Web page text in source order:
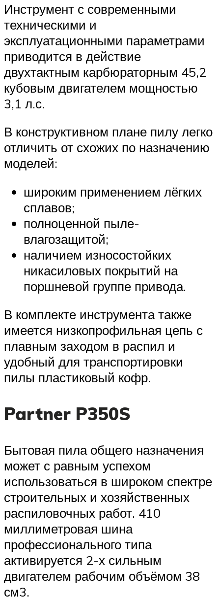
Инструмент с современными
техническими и
эксплуатационными параметрами
приводится в действие
двухтактным карбюраторным 45,2
кубовым двигателем мощностью
3,1 л.с.
В конструктивном плане пилу легко
отличить от схожих по назначению
моделей:
широким применением лёгких
сплавов;
полноценной пыле-
влагозащитой;
наличием износостойких
никасиловых покрытий на
поршневой группе привода.
В комплекте инструмента также
имеется низкопрофильная цепь с
плавным заходом в распил и
удобный для транспортировки
пилы пластиковый кофр.
Partner P350S
Бытовая пила общего назначения
может с равным успехом
использоваться в широком спектре
строительных и хозяйственных
распиловочных работ. 410
миллиметровая шина
профессионального типа
активируется 2-х сильным
двигателем рабочим объёмом 38
см3.